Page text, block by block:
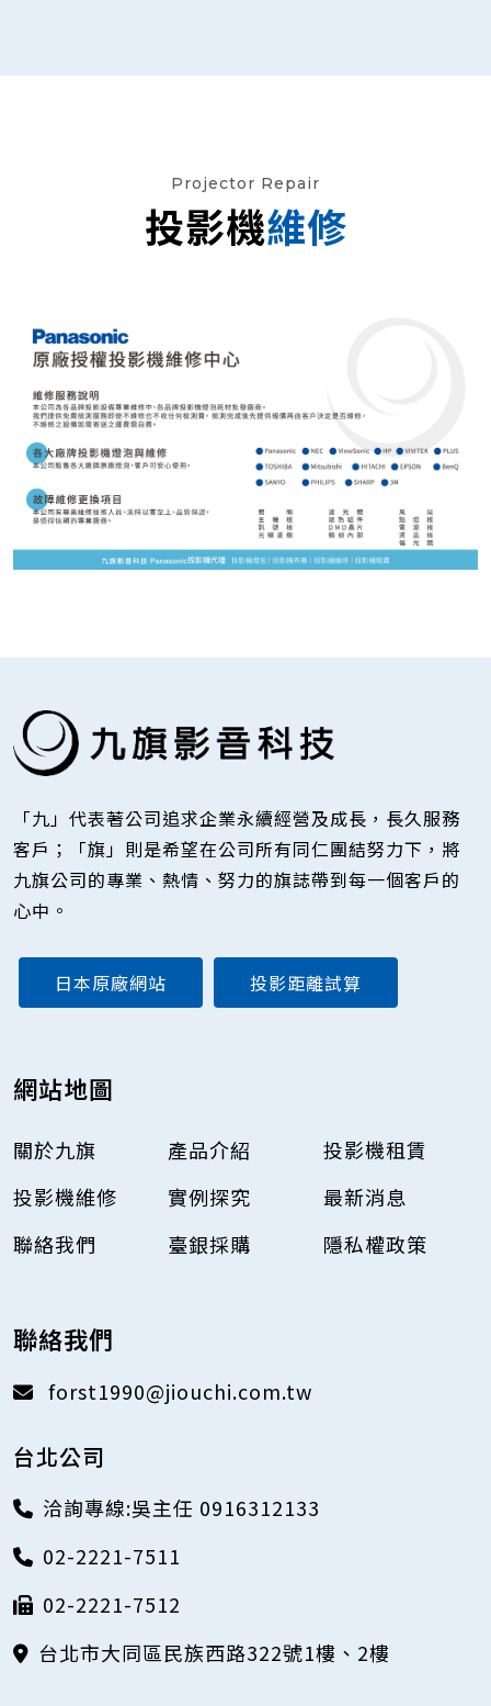
Projector Repair
投影機維修
「九」代表著公司追求企業永續經營及成長，長久服務
客戶；「旗」則是希望在公司所有同仁團結努力下，將
九旗公司的專業、熱情、努力的旗誌帶到每一個客戶的
心中。
日本原廠網站 投影距離試算
網站地圖
關於九旗 產品介紹
投影機租賃
投影機維修
實例探究
最新消息
聯絡我們
臺銀採購 隱私權政策
聯絡我們
forst1990@jiouchi.com.tw
台北公司
洽詢專線:吳主任 0916312133
02-2221-7511
02-2221-7512
台北市大同區民族西路322號1樓、2樓